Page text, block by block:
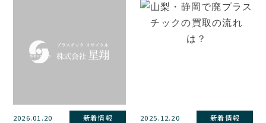
2026.01.20 新着情報 2025.12.20 新着情報